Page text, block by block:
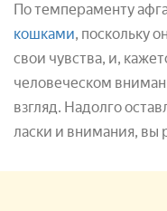
По темпераменту
кошками, поскольку
свои чувства, и,
человеческом
взгляд. Надолго
ласки и внимания, вы